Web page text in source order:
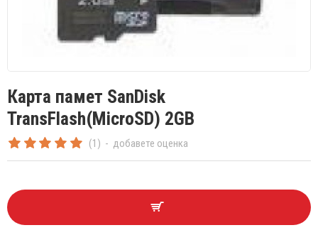
Карта памет SanDisk
TransFlash(MicroSD) 2GB
(1) - добавете оценка